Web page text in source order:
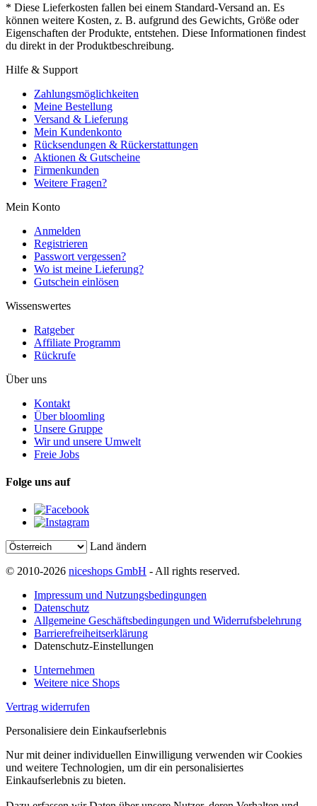
* Diese Lieferkosten fallen bei einem Standard-Versand an. Es
können weitere Kosten, z. B. aufgrund des Gewichts, Größe oder
Eigenschaften der Produkte, entstehen. Diese Informationen findest
du direkt in der Produktbeschreibung.
Hilfe & Support
Zahlungsmöglichkeiten
Meine Bestellung
Versand & Lieferung
Mein Kundenkonto
Rücksendungen & Rückerstattungen
Aktionen & Gutscheine
Firmenkunden
Weitere Fragen?
Mein Konto
Anmelden
Registrieren
Passwort vergessen?
Wo ist meine Lieferung?
Gutschein einlösen
Wissenswertes
Ratgeber
Affiliate Programm
Rückrufe
Über uns
Kontakt
Über bloomling
Unsere Gruppe
Wir und unsere Umwelt
Freie Jobs
Folge uns auf
Land ändern
© 2010-2026 niceshops GmbH - All rights reserved.
Impressum und Nutzungsbedingungen
Datenschutz
Allgemeine Geschäftsbedingungen und Widerrufsbelehrung
Barrierefreiheitserklärung
Datenschutz-Einstellungen
Unternehmen
Weitere nice Shops
Vertrag widerrufen
Personalisiere dein Einkaufserlebnis
Nur mit deiner individuellen Einwilligung verwenden wir Cookies
und weitere Technologien, um dir ein personalisiertes
Einkaufserlebnis zu bieten.